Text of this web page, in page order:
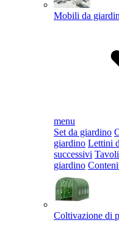
Mobili da
menu
Set da giardino
giardino Lettini
successivi
giardino
Coltivazione di